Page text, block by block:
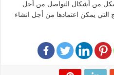
من أشكال التواصل من أجل
التي يمكن اعتمادها من أجل انشاء